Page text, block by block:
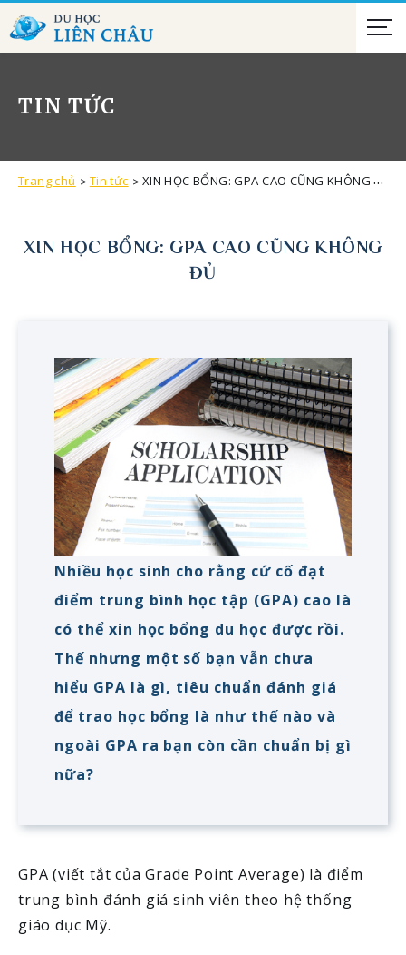
TIN TỨC
Trang chủ Tin tức XIN HỌC BỔNG: GPA CAO CŨNG KHÔNG ĐỦ
XIN HỌC BỔNG: GPA CAO CŨNG KHÔNG
ĐỦ
Nhiều học sinh cho rằng cứ cố đạt
điểm trung bình học tập (GPA) cao là
có thể xin học bổng du học được rồi.
Thế nhưng một số bạn vẫn chưa
hiểu GPA là gì, tiêu chuẩn đánh giá
để trao học bổng là như thế nào và
ngoài GPA ra bạn còn cần chuẩn bị gì
nữa?
GPA (viết tắt của Grade Point Average) là điểm
trung bình đánh giá sinh viên theo hệ thống
giáo dục Mỹ.